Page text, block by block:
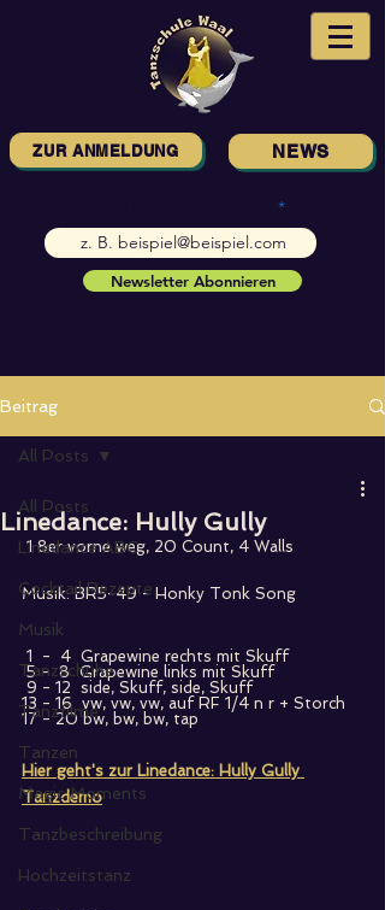
ZUR ANMELDUNG NEWS
Newsletter Abonnieren
Beitrag
All Posts
Linedance ABC
Cocktail Rezepte
Musik
Tanzschuhe
Tanzfilme
Tanzen
Magic Moments
Tanzbeschreibung
Hochzeitstanz
All Posts
Linedance: Hully Gully
1 8er vorne weg, 20 Count, 4 Walls
Musik: BR5-49 - Honky Tonk Song
1  -  4  Grapewine rechts mit Skuff
5 -  8  Grapewine links mit Skuff
9 - 12  side, Skuff, side, Skuff
13 - 16  vw, vw, vw, auf RF 1/4 n r + Storch
17 - 20 bw, bw, bw, tap
Hier geht's zur Linedance: Hully Gully
Tanzdemo